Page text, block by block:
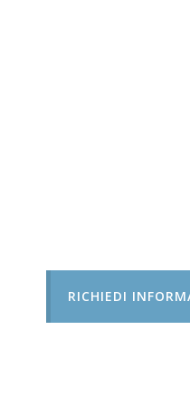
RICHIEDI